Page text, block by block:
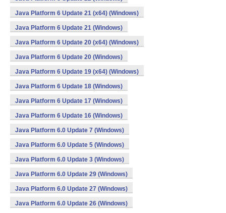
Java Platform 6 Update 21 (x64) (Windows)
Java Platform 6 Update 21 (Windows)
Java Platform 6 Update 20 (x64) (Windows)
Java Platform 6 Update 20 (Windows)
Java Platform 6 Update 19 (x64) (Windows)
Java Platform 6 Update 18 (Windows)
Java Platform 6 Update 17 (Windows)
Java Platform 6 Update 16 (Windows)
Java Platform 6.0 Update 7 (Windows)
Java Platform 6.0 Update 5 (Windows)
Java Platform 6.0 Update 3 (Windows)
Java Platform 6.0 Update 29 (Windows)
Java Platform 6.0 Update 27 (Windows)
Java Platform 6.0 Update 26 (Windows)